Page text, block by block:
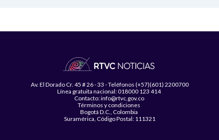
Av. El Dorado Cr. 45 # 26 - 33 - Teléfonos (+57)(601) 2200700
Línea gratuita nacional: 018000 123 414
Contacto: info@rtvc.gov.co
Términos y condiciones
Bogotá D.C., Colombia
Suramérica, Código Postal: 111321